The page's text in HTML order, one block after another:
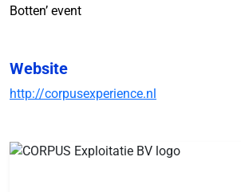
Botten’ event
Website
http://corpusexperience.nl